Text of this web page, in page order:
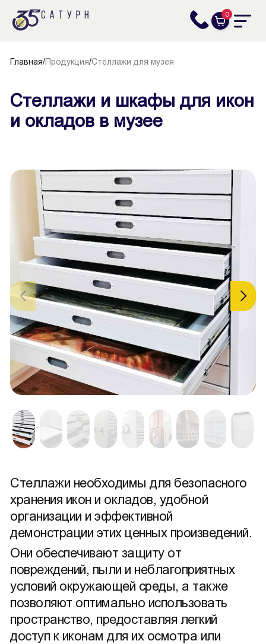
0
Главная/Продукция/Стеллажи для музея
Стеллажи и шкафы для икон
и окладов в музее
Стеллажи необходимы для безопасного
хранения икон и окладов, удобной
организации и эффективной
демонстрации этих ценных произведений.
Они обеспечивают защиту от
повреждений, пыли и неблагоприятных
условий окружающей среды, а также
позволяют оптимально использовать
пространство, предоставляя легкий
доступ к иконам для их осмотра или